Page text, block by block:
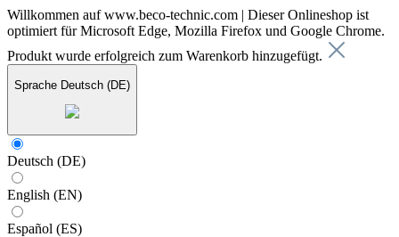
Willkommen auf www.beco-technic.com | Dieser Onlineshop ist
optimiert für Microsoft Edge, Mozilla Firefox und Google Chrome.
Produkt wurde erfolgreich zum Warenkorb hinzugefügt.
Sprache Deutsch (DE)
Deutsch (DE)
English (EN)
Español (ES)